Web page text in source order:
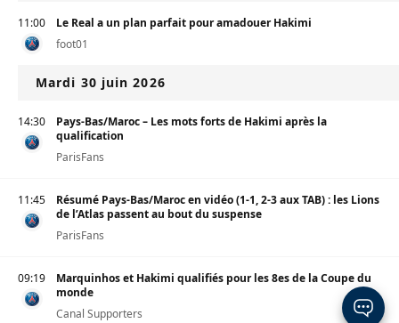
11:00
Le Real a un plan parfait pour amadouer Hakimi
foot01
Mardi 30 juin 2026
14:30
Pays-Bas/Maroc – Les mots forts de Hakimi après la
qualification
ParisFans
11:45
Résumé Pays-Bas/Maroc en vidéo (1-1, 2-3 aux TAB) : les Lions
de l’Atlas passent au bout du suspense
ParisFans
09:19
Marquinhos et Hakimi qualifiés pour les 8es de la Coupe du
monde
Canal Supporters